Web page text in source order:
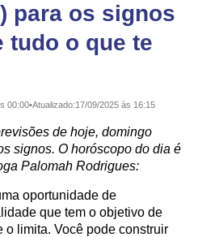
para os signos
tudo o que te
00:00•Atualizado:17/09/2025 às 16:15
de hoje, domingo
signos. O horóscopo do dia é
Palomah Rodrigues:
oportunidade de
que tem o objetivo de
o limita. Você pode construir